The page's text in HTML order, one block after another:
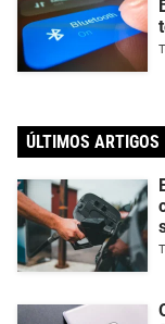
ÚLTIMOS ARTIGOS